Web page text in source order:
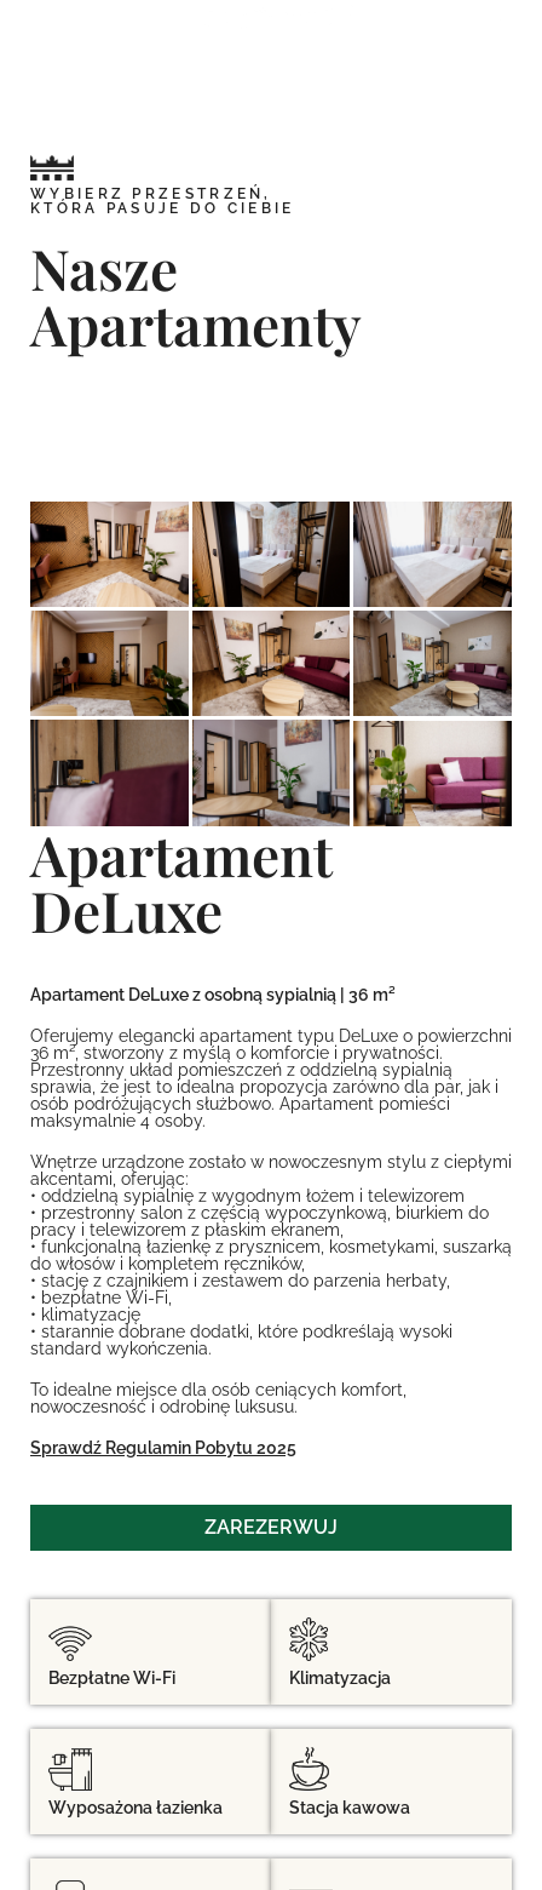
WYBIERZ PRZESTRZEŃ,
KTÓRA PASUJE DO CIEBIE
Nasze
Apartamenty
Apartament
DeLuxe
Apartament DeLuxe z osobną sypialnią | 36 m²
Oferujemy elegancki apartament typu DeLuxe o powierzchni
36 m², stworzony z myślą o komforcie i prywatności.
Przestronny układ pomieszczeń z oddzielną sypialnią
sprawia, że jest to idealna propozycja zarówno dla par, jak i
osób podróżujących służbowo. Apartament pomieści
maksymalnie 4 osoby.
Wnętrze urządzone zostało w nowoczesnym stylu z ciepłymi
akcentami, oferując:
• oddzielną sypialnię z wygodnym łożem i telewizorem
• przestronny salon z częścią wypoczynkową, biurkiem do
pracy i telewizorem z płaskim ekranem,
• funkcjonalną łazienkę z prysznicem, kosmetykami, suszarką
do włosów i kompletem ręczników,
• stację z czajnikiem i zestawem do parzenia herbaty,
• bezpłatne Wi-Fi,
• klimatyzację
• starannie dobrane dodatki, które podkreślają wysoki
standard wykończenia.
To idealne miejsce dla osób ceniących komfort,
nowoczesność i odrobinę luksusu.
Sprawdź Regulamin Pobytu 2025
ZAREZERWUJ
Bezpłatne Wi-Fi Klimatyzacja
Wyposażona łazienka Stacja kawowa